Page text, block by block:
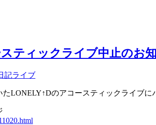
スティックライブ中止のお
記ライブ
LONELY↑Dのアコースティックライブ